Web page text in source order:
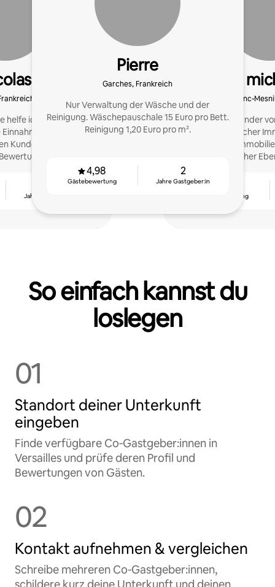
helfe ich Eigentümern
durch
Kundenservice zu
garantiert!
Jahre Gastgeber:in
Pierre
Garches, Frankreich
Nur Verwaltung der Wäsche und der
Reinigung. Wäschepauschale 15 Euro pro Bett.
Reinigung 1,20 Euro pro m².
4,98
Gästebewertung
2
Jahre Gastgeber:in
Le Blanc-
Michel, Gründer
leidenschaftlicher
verwalten Ihre
menschlicher
Gästebewertung
So einfach kannst du
loslegen
01
Standort deiner Unterkunft
eingeben
Finde verfügbare Co‑Gastgeber:innen in
Versailles und prüfe deren Profil und
Bewertungen von Gästen.
02
Kontakt aufnehmen & vergleichen
Schreibe mehreren Co‑Gastgeber:innen,